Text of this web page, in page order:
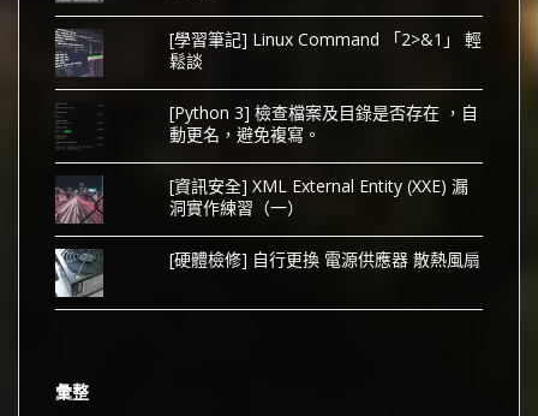
[學習筆記] Linux Command 「2>&1」 輕
鬆談
[Python 3] 檢查檔案及目錄是否存在 ，自
動更名，避免複寫。
[資訊安全] XML External Entity (XXE) 漏
洞實作練習（一）
[硬體檢修] 自行更換 電源供應器 散熱風扇
彙整